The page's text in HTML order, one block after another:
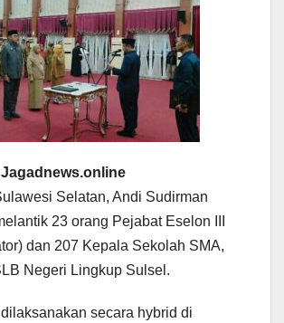
Jagadnews.online
Selatan, Andi Sudirman
23 orang Pejabat Eselon III
dan 207 Kepala Sekolah SMA,
Negeri Lingkup Sulsel.
secara hybrid di